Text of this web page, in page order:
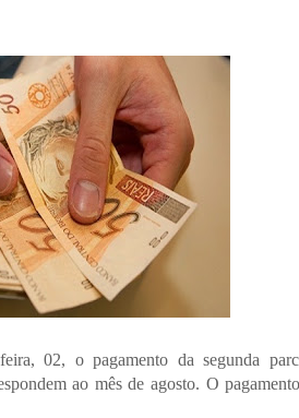
02, o pagamento da segunda
ao mês de agosto. O